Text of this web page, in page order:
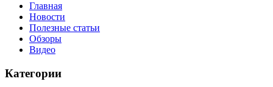
Главная
Новости
Полезные статьи
Обзоры
Видео
Категории